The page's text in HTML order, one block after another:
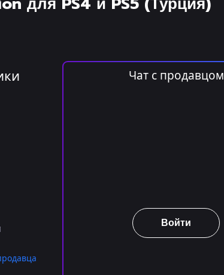
Чат с продавцом
Войти